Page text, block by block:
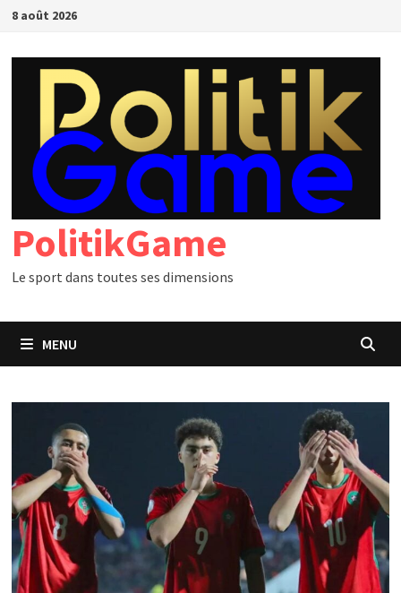
Passer
contenu
8 août 2026
PolitikGame
Le sport dans toutes ses dimensions
MENU